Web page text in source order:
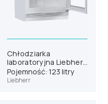
Chłodziarka
laboratoryjna Liebherr
SRUvg 1011
Pojemność: 123 litry
Liebherr